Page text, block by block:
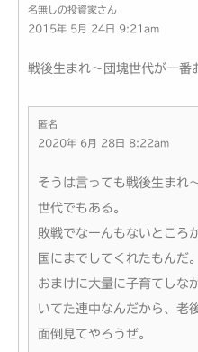
名無しの投資家さん
2015年 5月 24日 9:21am
戦後生まれ～団塊世代が一番
匿名
2020年 6月 28日 8:22am
そうは言っても戦後生まれ
世代でもある。
敗戦でなーんもないところ
国にまでしてくれたもんだ。
おまけに大量に子育てしな
いてた連中なんだから、老
面倒見てやろうぜ。